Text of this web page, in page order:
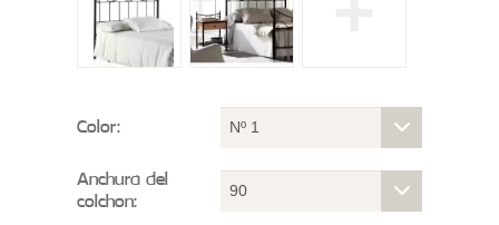
Color: Nº 1
Anchura del
colchon: 90